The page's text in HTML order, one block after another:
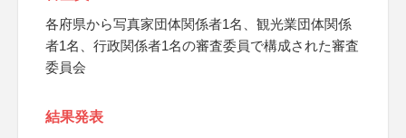
各府県から写真家団体関係者1名、観光業団体関係
者1名、行政関係者1名の審査委員で構成された審査
委員会
結果発表